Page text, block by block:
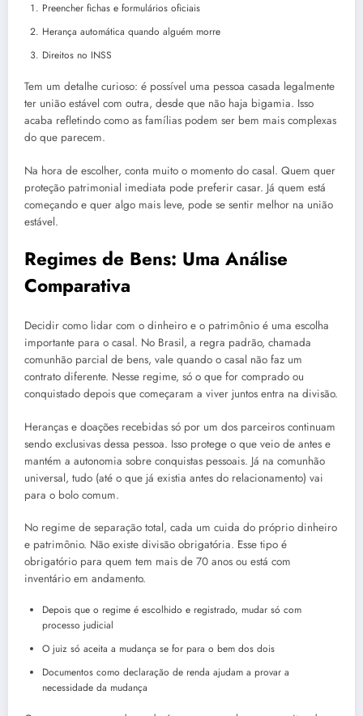
Preencher fichas e formulários oficiais
Herança automática quando alguém morre
Direitos no INSS
Tem um detalhe curioso: é possível uma pessoa casada legalmente
ter união estável com outra, desde que não haja bigamia. Isso
acaba refletindo como as famílias podem ser bem mais complexas
do que parecem.
Na hora de escolher, conta muito o momento do casal. Quem quer
proteção patrimonial imediata pode preferir casar. Já quem está
começando e quer algo mais leve, pode se sentir melhor na união
estável.
Regimes de Bens: Uma Análise
Comparativa
Decidir como lidar com o dinheiro e o patrimônio é uma escolha
importante para o casal. No Brasil, a regra padrão, chamada
comunhão parcial de bens, vale quando o casal não faz um
contrato diferente. Nesse regime, só o que for comprado ou
conquistado depois que começaram a viver juntos entra na divisão.
Heranças e doações recebidas só por um dos parceiros continuam
sendo exclusivas dessa pessoa. Isso protege o que veio de antes e
mantém a autonomia sobre conquistas pessoais. Já na comunhão
universal, tudo (até o que já existia antes do relacionamento) vai
para o bolo comum.
No regime de separação total, cada um cuida do próprio dinheiro
e patrimônio. Não existe divisão obrigatória. Esse tipo é
obrigatório para quem tem mais de 70 anos ou está com
inventário em andamento.
Depois que o regime é escolhido e registrado, mudar só com
processo judicial
O juiz só aceita a mudança se for para o bem dos dois
Documentos como declaração de renda ajudam a provar a
necessidade da mudança